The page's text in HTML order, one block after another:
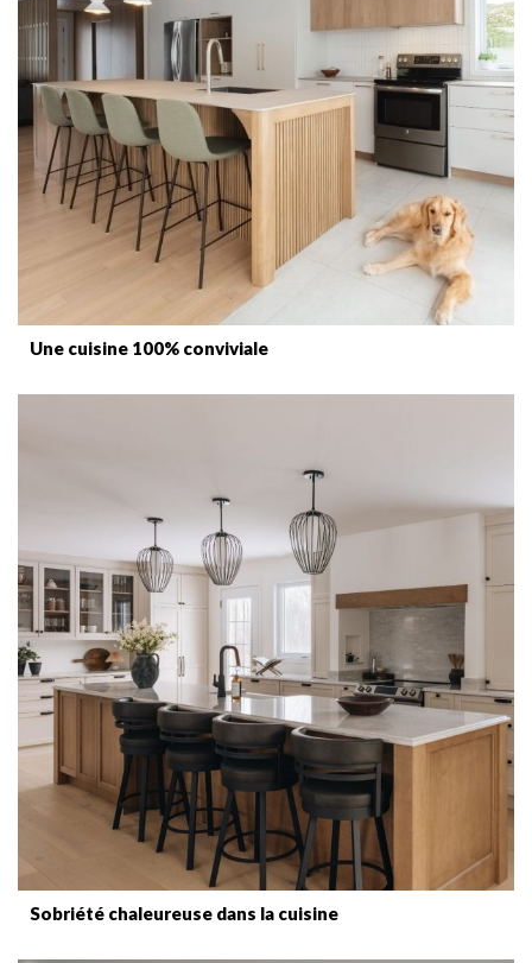
Une cuisine 100% conviviale
Sobriété chaleureuse dans la cuisine